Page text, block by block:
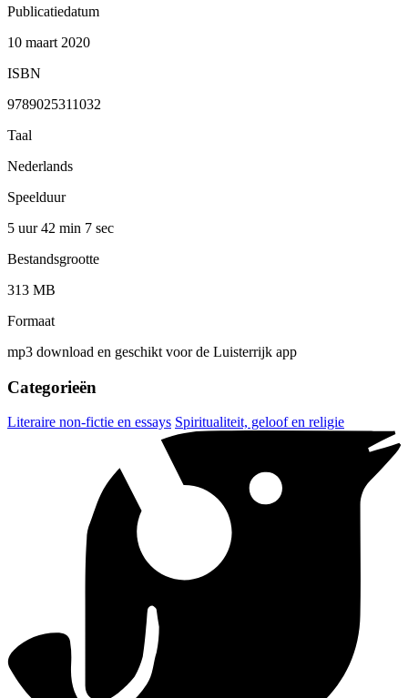
Publicatiedatum
10 maart 2020
ISBN
9789025311032
Taal
Nederlands
Speelduur
5 uur 42 min 7 sec
Bestandsgrootte
313 MB
Formaat
mp3 download en geschikt voor de Luisterrijk app
Categorieën
Literaire non-fictie en essays Spiritualiteit, geloof en religie